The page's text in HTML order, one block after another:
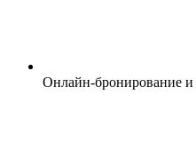
Онлайн-бронирование и